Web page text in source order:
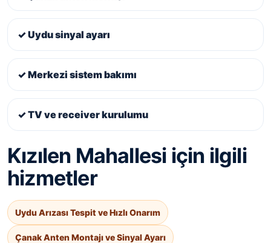
✓ Uydu sinyal ayarı
✓ Merkezi sistem bakımı
✓ TV ve receiver kurulumu
Kızılen Mahallesi için ilgili
hizmetler
Uydu Arızası Tespit ve Hızlı Onarım
Çanak Anten Montajı ve Sinyal Ayarı